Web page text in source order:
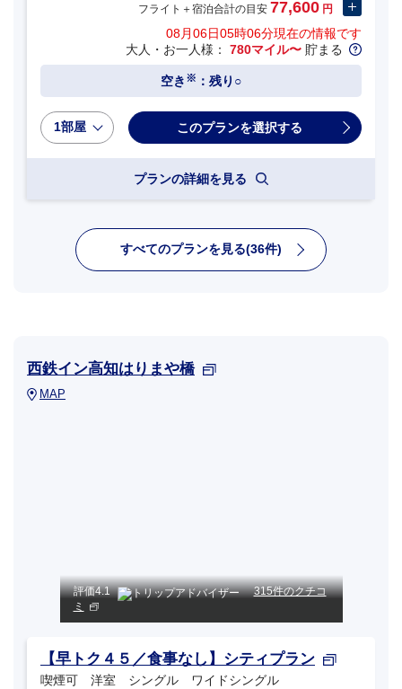
フライト＋宿泊合計の目安 77,600 円
08月06日05時06分現在の情報です
大人・お一人様： 780マイル〜 貯まる
空き ※ ：残り○
1部屋
プランの詳細を見る
すべてのプランを見る(36件)
西鉄イン高知はりまや橋
MAP
評価4.1
315件のクチコ
ミ
【早トク４５／食事なし】シティプラン
喫煙可 洋室 シングル ワイドシングル